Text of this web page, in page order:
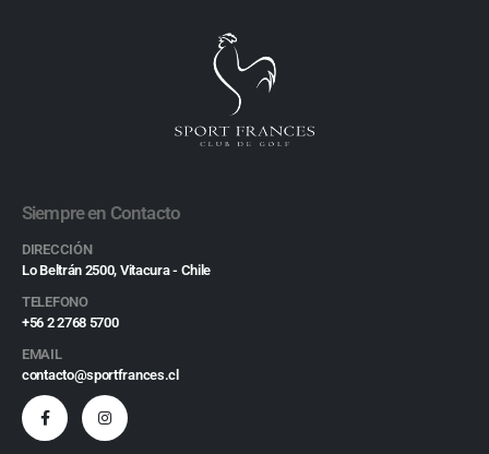
Siempre en Contacto
DIRECCIÓN
Lo Beltrán 2500, Vitacura - Chile
TELEFONO
+56 2 2768 5700
EMAIL
contacto@sportfrances.cl